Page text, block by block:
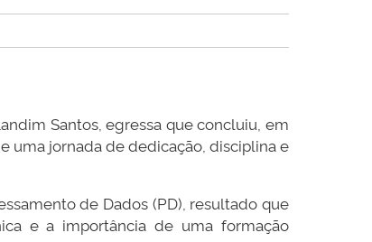
Santos, egressa que concluiu, em
uma jornada de dedicação, disciplina e
de Dados (PD), resultado que
e a importância de uma formação